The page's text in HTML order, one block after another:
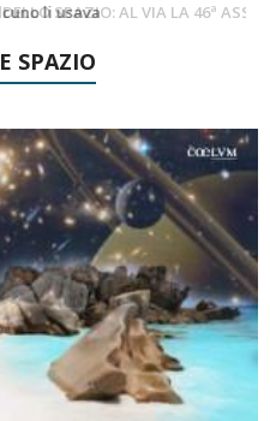
FIRENZE CAPITALE MONDIALE DELLO SPAZIO: AL VIA LA 46ª ASSEMBLEA SCIENTIFICA DEL COSPAR
Agosto 2026
SPAZIO